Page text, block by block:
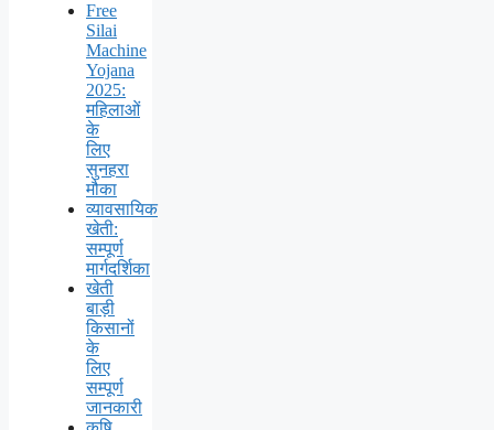
Free
Silai
Machine
Yojana
2025:
महिलाओं
के
लिए
सुनहरा
मौका
व्यावसायिक
खेती:
सम्पूर्ण
मार्गदर्शिका
खेती
बाड़ी
किसानों
के
लिए
सम्पूर्ण
जानकारी